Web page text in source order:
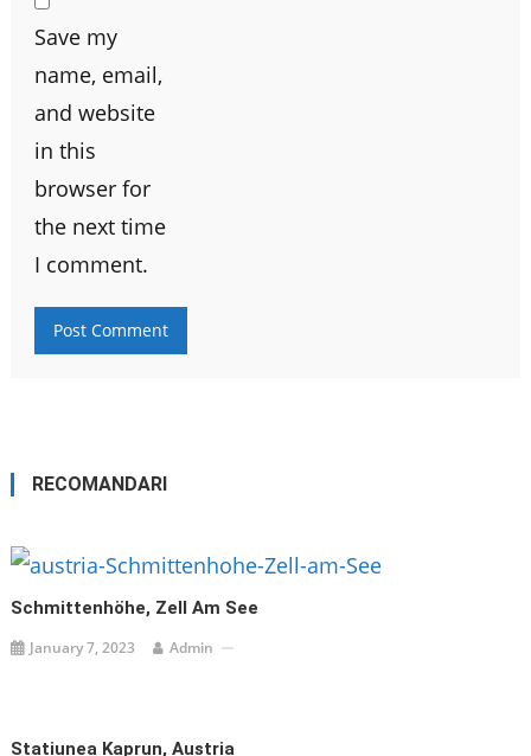
Save my
name, email,
and website
in this
browser for
the next time
I comment.
RECOMANDARI
Schmittenhöhe, Zell Am See
January 7, 2023 Admin
Statiunea Kaprun, Austria